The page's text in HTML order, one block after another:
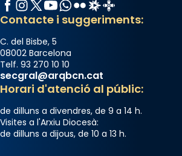
Contacte i suggeriments:
C. del Bisbe, 5
08002 Barcelona
Telf. 93 270 10 10
secgral@arqbcn.cat
Horari d'atenció al públic:
de dilluns a divendres, de 9 a 14 h.
Visites a l'Arxiu Diocesà:
de dilluns a dijous, de 10 a 13 h.